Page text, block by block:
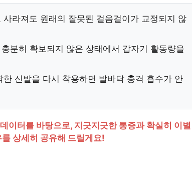
사라져도 원래의 잘못된 걸음걸이가 교정되지 않
분히 확보되지 않은 상태에서 갑자기 활동량을
한 신발을 다시 착용하면 발바닥 충격 흡수가 안
이터를 바탕으로, 지긋지긋한 통증과 확실히 이별
상세히 공유해 드릴게요!